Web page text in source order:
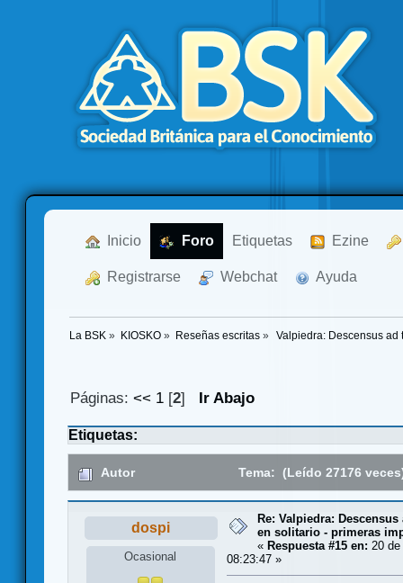
Inicio Foro Etiquetas Ezine
Registrarse Webchat Ayuda
La BSK » KIOSKO» Reseñas escritas» Valpiedra: Descensus
Páginas:<< 1 [2] Ir Abajo
Etiquetas:
Autor Tema: (Leído 27176
dospi
Ocasional
Re: Valpiedra:
en solitario - primeras
« Respuesta #15 en: 20
08:23:47 »